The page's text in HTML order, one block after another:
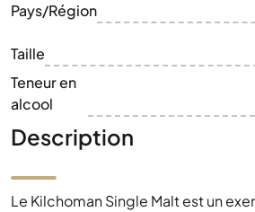
Pays/Région
Taille
Teneur en
alcool
Description
Le Kilchoman Single Malt est un